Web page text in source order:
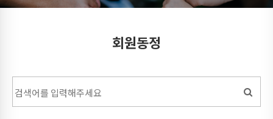
회원동정